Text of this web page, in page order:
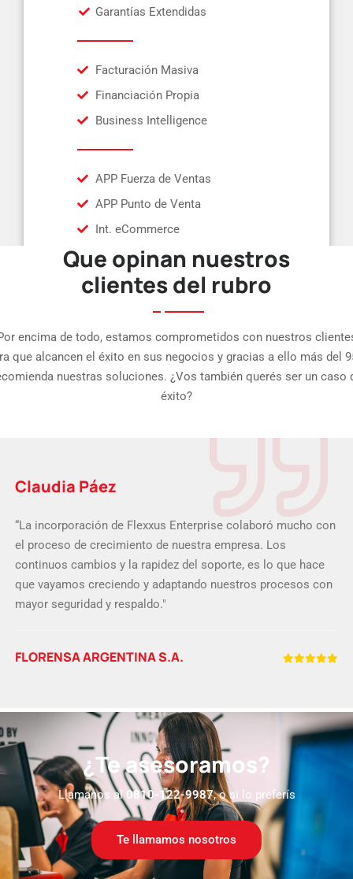
Garantías Extendidas
Facturación Masiva
Financiación Propia
Business Intelligence
APP Fuerza de Ventas
APP Punto de Venta
Int. eCommerce
Que opinan nuestros
clientes del rubro
encima de todo, estamos comprometidos con nuestros
que alcancen el éxito en sus negocios y gracias a ello más del
nuestras soluciones. ¿Vos también querés ser un caso
éxito?
Claudia Páez
“La incorporación de Flexxus Enterprise colaboró mucho con
el proceso de crecimiento de nuestra empresa. Los
continuos cambios y la rapidez del soporte, es lo que hace
que vayamos creciendo y adaptando nuestros procesos con
mayor seguridad y respaldo."
FLORENSA ARGENTINA S.A.
¿Te asesoramos?
Llamanos al 0810-122-9987, o si lo preferís
Te llamamos nosotros